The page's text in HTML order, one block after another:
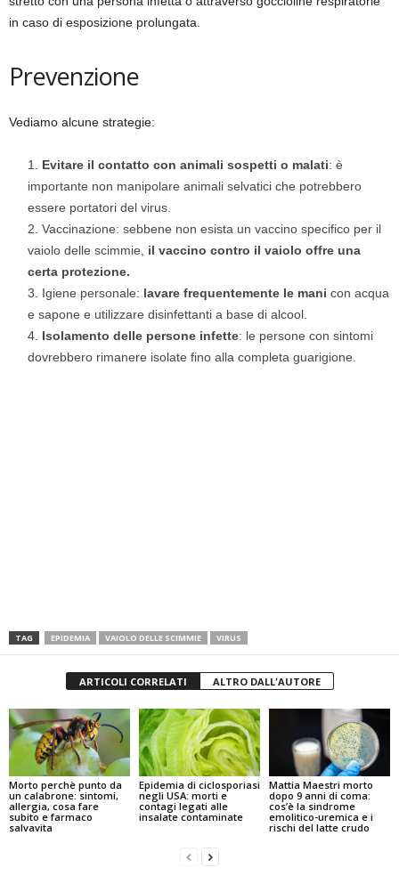
in caso di esposizione prolungata.
Prevenzione
Vediamo alcune strategie:
Evitare il contatto con animali sospetti o malati: è
importante non manipolare animali selvatici che potrebbero
essere portatori del virus.
Vaccinazione: sebbene non esista un vaccino specifico per il
vaiolo delle scimmie,
il vaccino contro il vaiolo offre una
certa protezione.
Igiene personale: lavare frequentemente le mani con acqua
e sapone e utilizzare disinfettanti a base di alcool.
Isolamento delle persone infette: le persone con sintomi
dovrebbero rimanere isolate fino alla completa guarigione.
TAG EPIDEMIA VAIOLO DELLE SCIMMIE VIRUS
ARTICOLI CORRELATI ALTRO DALL'AUTORE
Morto perchè punto da
un calabrone: sintomi,
allergia, cosa fare
subito e farmaco
salvavita
Epidemia di ciclosporiasi
negli USA: morti e
contagi legati alle
insalate contaminate
Mattia Maestri morto
dopo 9 anni di coma:
cos’è la sindrome
emolitico-uremica e i
rischi del latte crudo